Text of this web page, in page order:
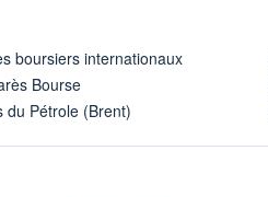
boursiers internationaux
Bourse
du Pétrole (Brent)